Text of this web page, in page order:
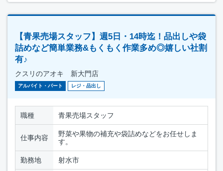
【青果売場スタッフ】週5日・14時迄！品出しや袋
詰めなど簡単業務&もくもく作業多め◎嬉しい社割
有♪
クスリのアオキ 新大門店
アルバイト・パート レジ・品出し
職種 青果売場スタッフ
仕事内容
野菜や果物の補充や袋詰めなどをお任せしま
す。
勤務地 射水市